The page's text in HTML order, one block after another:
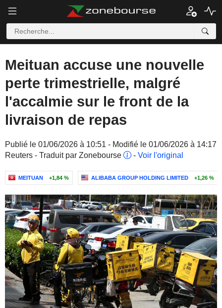
Meituan accuse une nouvelle
perte trimestrielle, malgré
l'accalmie sur le front de la
livraison de repas
Publié le 01/06/2026 à 10:51 - Modifié le 01/06/2026 à 14:17
Reuters - Traduit par Zonebourse
- Voir l'original
MEITUAN +1,84 % ALIBABA GROUP HOLDING LIMITED +1,26 %